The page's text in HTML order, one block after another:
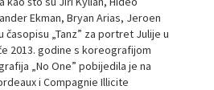
Ekman, Bryan Arias, Jeroen
„Tanz” za portret Julije u
2013. godine s koreografijom
„No One” pobijedila je na
i Compagnie Illicite